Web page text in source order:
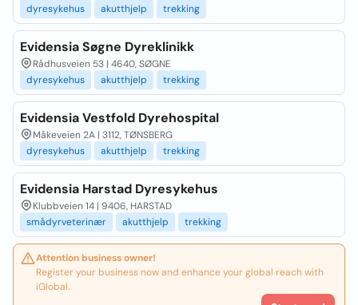
dyresykehus
akutthjelp trekking
Evidensia Søgne Dyreklinikk
Rådhusveien 53 | 4640, SØGNE
dyresykehus
akutthjelp trekking
Evidensia Vestfold Dyrehospital
Måkeveien 2A | 3112, TØNSBERG
dyresykehus
akutthjelp trekking
Evidensia Harstad Dyresykehus
Klubbveien 14 | 9406, HARSTAD
smådyrveterinær
akutthjelp trekking
Attention business owner!
Register your business now and enhance your global reach with
iGlobal.